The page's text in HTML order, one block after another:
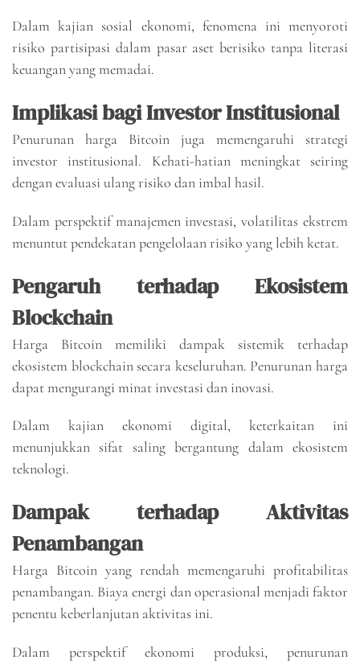
Dalam kajian sosial ekonomi, fenomena ini menyoroti
risiko partisipasi dalam pasar aset berisiko tanpa literasi
keuangan yang memadai.
Implikasi bagi Investor Institusional
Penurunan harga Bitcoin juga memengaruhi strategi
investor institusional. Kehati-hatian meningkat seiring
dengan evaluasi ulang risiko dan imbal hasil.
Dalam perspektif manajemen investasi, volatilitas ekstrem
menuntut pendekatan pengelolaan risiko yang lebih ketat.
Pengaruh terhadap Ekosistem
Blockchain
Harga Bitcoin memiliki dampak sistemik terhadap
ekosistem blockchain secara keseluruhan. Penurunan harga
dapat mengurangi minat investasi dan inovasi.
Dalam kajian ekonomi digital, keterkaitan ini
menunjukkan sifat saling bergantung dalam ekosistem
teknologi.
Dampak terhadap Aktivitas
Penambangan
Harga Bitcoin yang rendah memengaruhi profitabilitas
penambangan. Biaya energi dan operasional menjadi faktor
penentu keberlanjutan aktivitas ini.
Dalam perspektif ekonomi produksi, penurunan